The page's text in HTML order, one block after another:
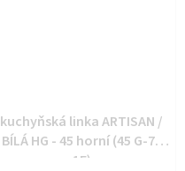
kuchyňská linka ARTISAN /
BÍLÁ HG - 45 horní (45 G-72
1F)